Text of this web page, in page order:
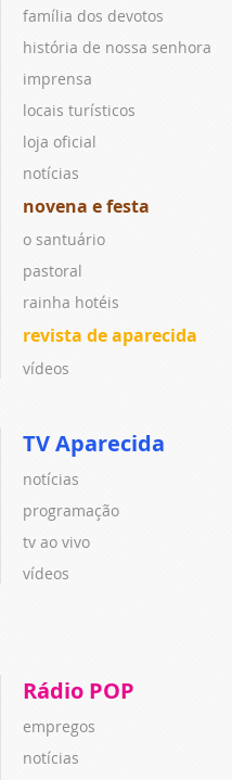
família dos devotos
história de nossa senhora
imprensa
locais turísticos
loja oficial
notícias
novena e festa
o santuário
pastoral
rainha hotéis
revista de aparecida
vídeos
TV Aparecida
notícias
programação
tv ao vivo
vídeos
Rádio POP
empregos
notícias